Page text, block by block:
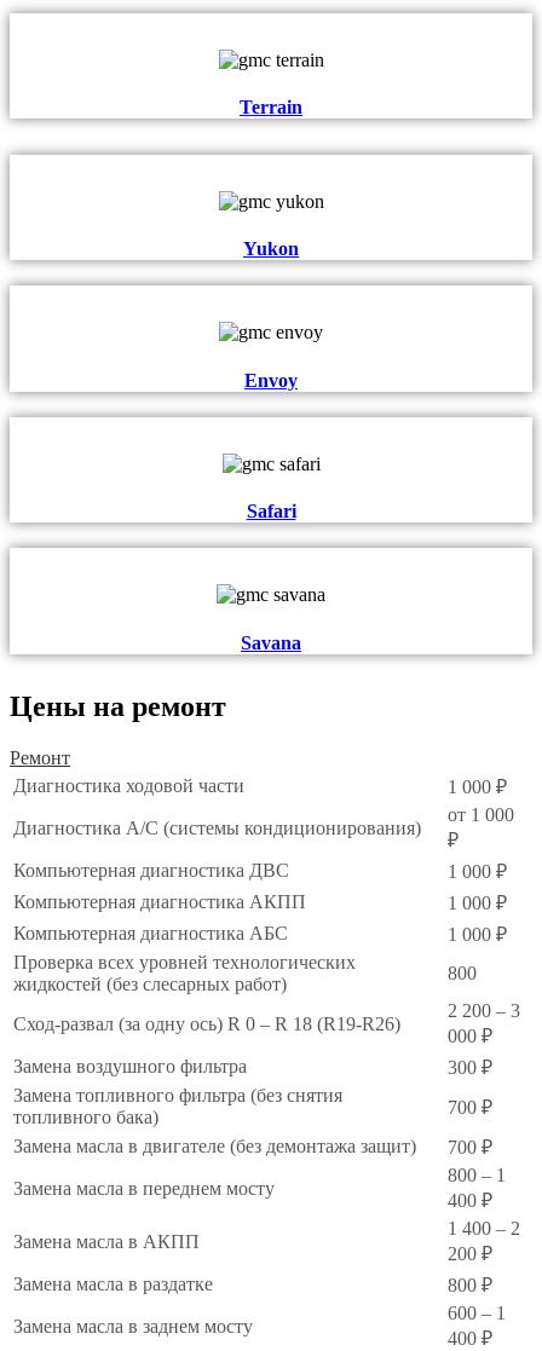
Terrain
Yukon
Envoy
Safari
Savana
Цены на ремонт
Ремонт
Диагностика ходовой части
1 000 ₽
Диагностика А/С (системы кондиционирования)
от 1 000
₽
Компьютерная диагностика ДВС
1 000 ₽
Компьютерная диагностика АКПП
1 000 ₽
Компьютерная диагностика АБС
1 000 ₽
Проверка всех уровней технологических
жидкостей (без слесарных работ)
800
Сход-развал (за одну ось) R 0 – R 18 (R19-R26)
2 200 – 3
000 ₽
Замена воздушного фильтра
300 ₽
Замена топливного фильтра (без снятия
топливного бака)
700 ₽
Замена масла в двигателе (без демонтажа защит)
700 ₽
Замена масла в переднем мосту
800 – 1
400 ₽
Замена масла в АКПП
1 400 – 2
200 ₽
Замена масла в раздатке
800 ₽
Замена масла в заднем мосту
600 – 1
400 ₽